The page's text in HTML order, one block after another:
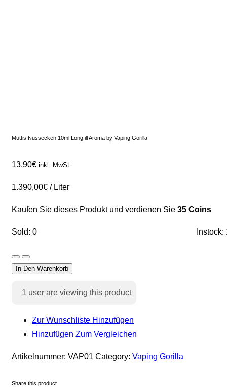
Muttis Nussecken 10ml Longfill Aroma by Vaping Gorilla
13,90€ inkl. MwSt.
1.390,00€ / Liter
Kaufen Sie dieses Produkt und verdienen Sie 35 Coins
Sold: 0 Instock:
In Den Warenkorb
1 user are viewing this product
Zur Wunschliste Hinzufügen
Hinzufügen Zum Vergleichen
Artikelnummer: VAP01 Category: Vaping Gorilla
Share this product